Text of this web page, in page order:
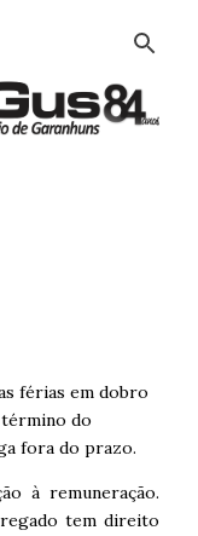
férias em dobro
término do
fora do prazo.
à remuneração.
tem direito